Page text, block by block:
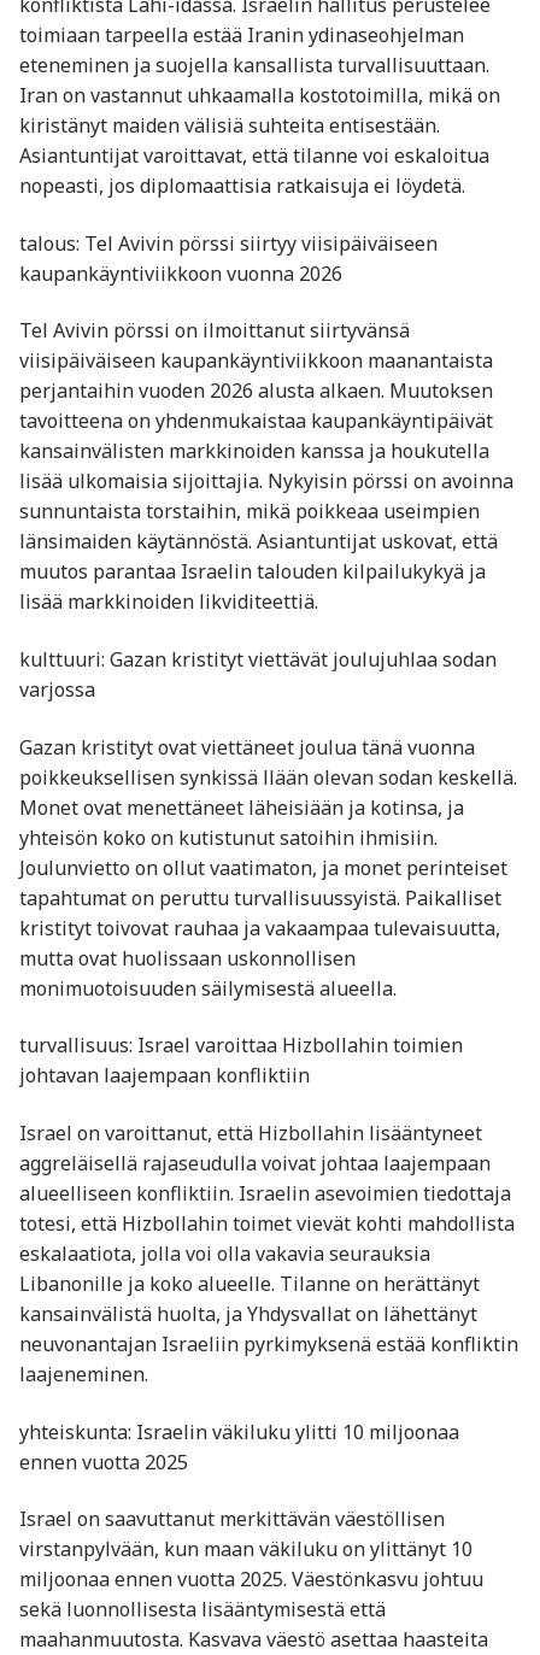
toimiaan tarpeella estää Iranin ydinaseohjelman
eteneminen ja suojella kansallista turvallisuuttaan.
Iran on vastannut uhkaamalla kostotoimilla, mikä on
kiristänyt maiden välisiä suhteita entisestään.
Asiantuntijat varoittavat, että tilanne voi eskaloitua
nopeasti, jos diplomaattisia ratkaisuja ei löydetä.
talous: Tel Avivin pörssi siirtyy viisipäiväiseen
kaupankäyntiviikkoon vuonna 2026
Tel Avivin pörssi on ilmoittanut siirtyvänsä
viisipäiväiseen kaupankäyntiviikkoon maanantaista
perjantaihin vuoden 2026 alusta alkaen. Muutoksen
tavoitteena on yhdenmukaistaa kaupankäyntipäivät
kansainvälisten markkinoiden kanssa ja houkutella
lisää ulkomaisia sijoittajia. Nykyisin pörssi on avoinna
sunnuntaista torstaihin, mikä poikkeaa useimpien
länsimaiden käytännöstä. Asiantuntijat uskovat, että
muutos parantaa Israelin talouden kilpailukykyä ja
lisää markkinoiden likviditeettiä.
kulttuuri: Gazan kristityt viettävät joulujuhlaa sodan
varjossa
Gazan kristityt ovat viettäneet joulua tänä vuonna
poikkeuksellisen synkissä llään olevan sodan keskellä.
Monet ovat menettäneet läheisiään ja kotinsa, ja
yhteisön koko on kutistunut satoihin ihmisiin.
Joulunvietto on ollut vaatimaton, ja monet perinteiset
tapahtumat on peruttu turvallisuussyistä. Paikalliset
kristityt toivovat rauhaa ja vakaampaa tulevaisuutta,
mutta ovat huolissaan uskonnollisen
monimuotoisuuden säilymisestä alueella.
turvallisuus: Israel varoittaa Hizbollahin toimien
johtavan laajempaan konfliktiin
Israel on varoittanut, että Hizbollahin lisääntyneet
aggreläisellä rajaseudulla voivat johtaa laajempaan
alueelliseen konfliktiin. Israelin asevoimien tiedottaja
totesi, että Hizbollahin toimet vievät kohti mahdollista
eskalaatiota, jolla voi olla vakavia seurauksia
Libanonille ja koko alueelle. Tilanne on herättänyt
kansainvälistä huolta, ja Yhdysvallat on lähettänyt
neuvonantajan Israeliin pyrkimyksenä estää konfliktin
laajeneminen.
yhteiskunta: Israelin väkiluku ylitti 10 miljoonaa
ennen vuotta 2025
Israel on saavuttanut merkittävän väestöllisen
virstanpylvään, kun maan väkiluku on ylittänyt 10
miljoonaa ennen vuotta 2025. Väestönkasvu johtuu
sekä luonnollisesta lisääntymisestä että
maahanmuutosta. Kasvava väestö asettaa haasteita